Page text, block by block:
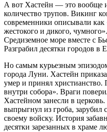
А вот Хастейн — это вообще
количество трупов. Викинг
современники описывали как
жестокого и дикого,
Средиземное море вместе с
Разграбил десятки городов
Но самым курьезным
города Луни. Хастейн
умер и принял христианство.
внутри собора». Враги
Хастейном занесли в
выпрыгнул из гроба, зарубил
своему войску. История
десятки зарезанных в храме